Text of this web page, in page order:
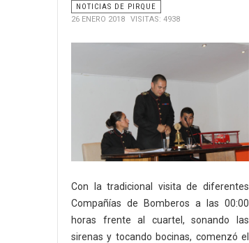
NOTICIAS DE PIRQUE
26 ENERO 2018
VISITAS: 4938
Con la tradicional visita de diferentes
Compañías de Bomberos a las 00:00
horas frente al cuartel, sonando las
sirenas y tocando bocinas, comenzó el